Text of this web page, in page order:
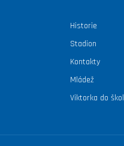
Historie
Stadion
Kontakty
Mládež
Viktorka do škol